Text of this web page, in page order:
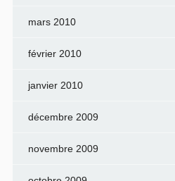
mars 2010
février 2010
janvier 2010
décembre 2009
novembre 2009